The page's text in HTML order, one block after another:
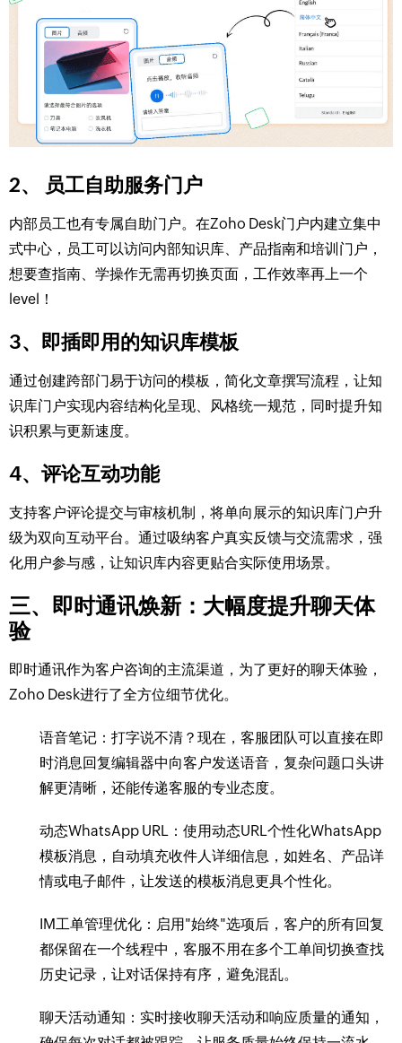
2、 员工自助服务门户
内部员工也有专属自助门户。在Zoho Desk门户内建立集中
式中心，员工可以访问内部知识库、产品指南和培训门户，
想要查指南、学操作无需再切换页面，工作效率再上一个
level！
3、即插即用的知识库模板
通过创建跨部门易于访问的模板，简化文章撰写流程，让知
识库门户实现内容结构化呈现、风格统一规范，同时提升知
识积累与更新速度。
4、评论互动功能
支持客户评论提交与审核机制，将单向展示的知识库门户升
级为双向互动平台。通过吸纳客户真实反馈与交流需求，强
化用户参与感，让知识库内容更贴合实际使用场景。
三、即时通讯焕新：大幅度提升聊天体
验
即时通讯作为客户咨询的主流渠道，为了更好的聊天体验，
Zoho Desk进行了全方位细节优化。
语音笔记：打字说不清？现在，客服团队可以直接在即
时消息回复编辑器中向客户发送语音，复杂问题口头讲
解更清晰，还能传递客服的专业态度。
动态WhatsApp URL：使用动态URL个性化WhatsApp
模板消息，自动填充收件人详细信息，如姓名、产品详
情或电子邮件，让发送的模板消息更具个性化。
IM工单管理优化：启用"始终"选项后，客户的所有回复
都保留在一个线程中，客服不用在多个工单间切换查找
历史记录，让对话保持有序，避免混乱。
聊天活动通知：实时接收聊天活动和响应质量的通知，